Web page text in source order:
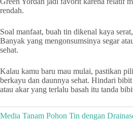
rendah.
Soal manfaat, buah tin dikenal kaya
Banyak yang mengonsumsinya segar
sehat.
Kalau kamu baru mau mulai, pastikan
berkayu dan daunnya sehat. Hindari
atau akar yang terlalu basah itu tanda
Media Tanam Pohon Tin dengan